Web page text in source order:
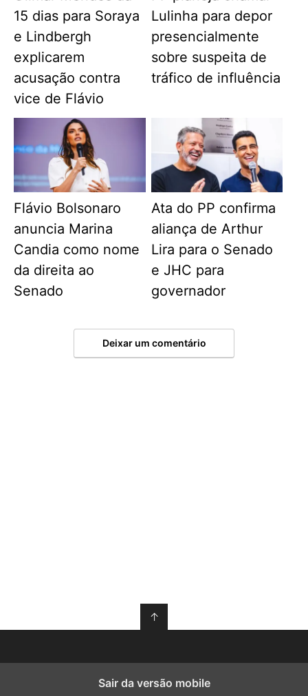
15 dias para Soraya
e Lindbergh
explicarem
acusação contra
vice de Flávio
Lulinha para depor
presencialmente
sobre suspeita de
tráfico de influência
Flávio Bolsonaro
anuncia Marina
Candia como nome
da direita ao
Senado
Ata do PP confirma
aliança de Arthur
Lira para o Senado
e JHC para
governador
Deixar um comentário
↑
Sair da versão mobile